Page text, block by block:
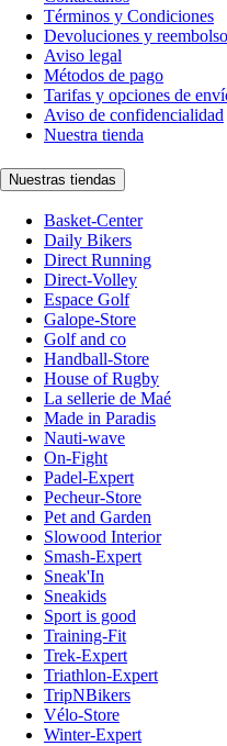
Términos y Condiciones
Devoluciones y
Aviso legal
Métodos de pago
Tarifas y opciones de
Aviso de confidencialidad
Nuestra tienda
Nuestras tiendas
Basket-Center
Daily Bikers
Direct Running
Direct-Volley
Espace Golf
Galope-Store
Golf and co
Handball-Store
House of Rugby
La sellerie de Maé
Made in Paradis
Nauti-wave
On-Fight
Padel-Expert
Pecheur-Store
Pet and Garden
Slowood Interior
Smash-Expert
Sneak'In
Sneakids
Sport is good
Training-Fit
Trek-Expert
Triathlon-Expert
TripNBikers
Vélo-Store
Winter-Expert